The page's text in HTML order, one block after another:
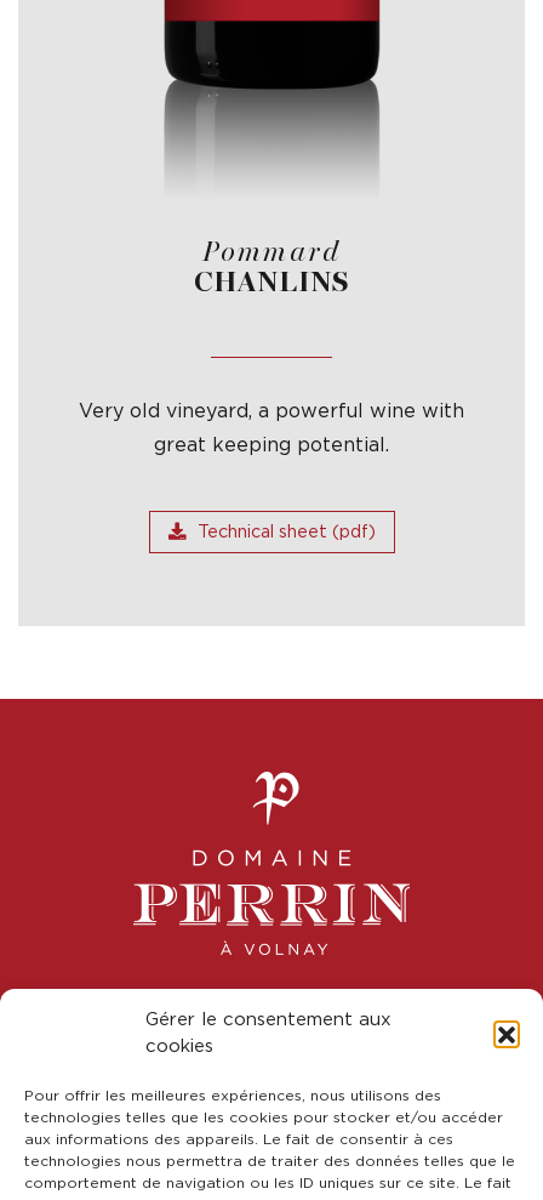
Gérer le consentement aux
cookies
Pour offrir les meilleures expériences, nous utilisons des
technologies telles que les cookies pour stocker et/ou accéder
aux informations des appareils. Le fait de consentir à ces
technologies nous permettra de traiter des données telles que le
comportement de navigation ou les ID uniques sur ce site. Le fait
Pommard
CHANLINS
Very old vineyard, a powerful wine with
great keeping potential.
Technical sheet (pdf)
8 Rue Saint-Étienne, 21190 Volnay
+33 (0)6 62 30 56 16
+33 (0)7 78 95 44 68
contact.domaineperrin@gmail.com